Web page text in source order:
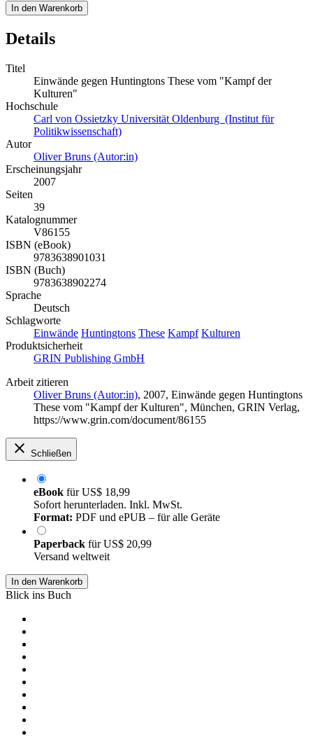
In den Warenkorb
Details
Titel
Einwände gegen Huntingtons These vom "Kampf der
Kulturen"
Hochschule
Carl von Ossietzky Universität Oldenburg (Institut für
Politikwissenschaft)
Autor
Oliver Bruns (Autor:in)
Erscheinungsjahr
2007
Seiten
39
Katalognummer
V86155
ISBN (eBook)
9783638901031
ISBN (Buch)
9783638902274
Sprache
Deutsch
Schlagworte
Einwände Huntingtons These Kampf Kulturen
Produktsicherheit
GRIN Publishing GmbH
Arbeit zitieren
Oliver Bruns (Autor:in), 2007, Einwände gegen Huntingtons
These vom "Kampf der Kulturen", München, GRIN Verlag,
https://www.grin.com/document/86155
Schließen
eBook fürUS$ 18,99
Sofort herunterladen. Inkl. MwSt.
Format: PDF und ePUB – für alle Geräte
Paperback fürUS$ 20,99
Versand weltweit
In den Warenkorb
Blick ins Buch